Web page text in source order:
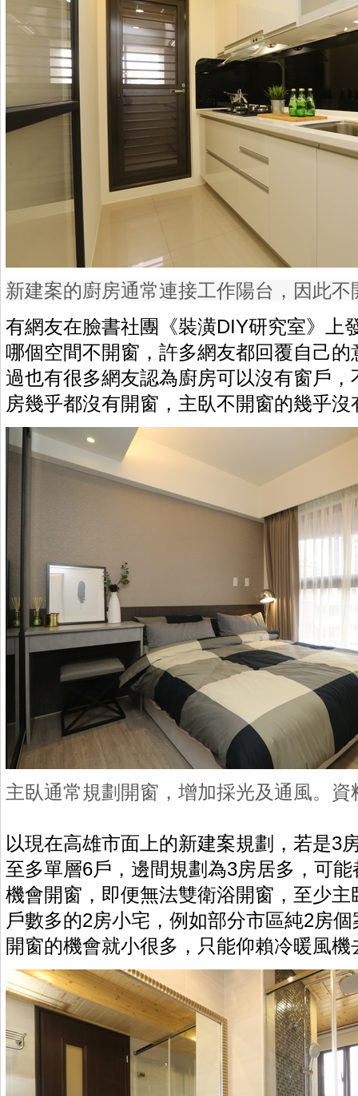
新建案的廚房通常連接工作陽台，因此
有網友在臉書社團《裝潢DIY研究室》上
哪個空間不開窗，許多網友都回覆自己
過也有很多網友認為廚房可以沒有窗戶
房幾乎都沒有開窗，主臥不開窗的幾乎沒
主臥通常規劃開窗，增加採光及通風。資
以現在高雄市面上的新建案規劃，若是3
至多單層6戶，邊間規劃為3房居多，可
機會開窗，即便無法雙衛浴開窗，至少
戶數多的2房小宅，例如部分市區純2房
開窗的機會就小很多，只能仰賴冷暖風機